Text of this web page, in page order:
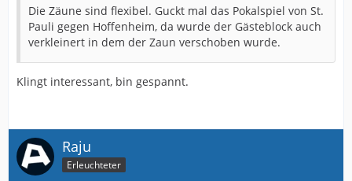
Die Zäune sind flexibel. Guckt mal das Pokalspiel von St.
Pauli gegen Hoffenheim, da wurde der Gästeblock auch
verkleinert in dem der Zaun verschoben wurde.
Klingt interessant, bin gespannt.
Raju
Erleuchteter